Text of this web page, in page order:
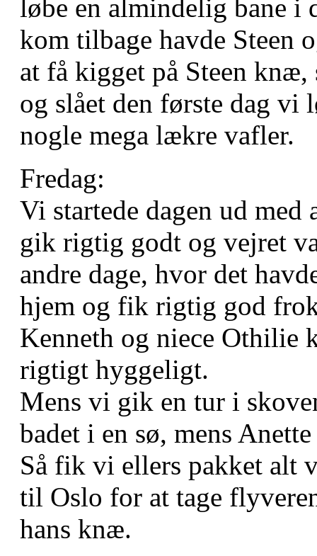
løbe en almindelig bane i
kom tilbage havde Steen
at få kigget på Steen knæ,
og slået den første dag vi
nogle mega lækre vafler.
Fredag:
Vi startede dagen ud
gik rigtig godt og vejret
andre dage, hvor det
hjem og fik rigtig god
Kenneth og niece Othilie
rigtigt hyggeligt.
Mens vi gik en tur i
badet i en sø, mens
Så fik vi ellers pakket alt
til Oslo for at tage
hans knæ.